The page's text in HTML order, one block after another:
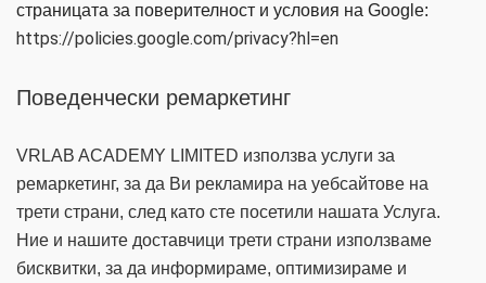
страницата за поверителност и условия на Google:
https://policies.google.com/privacy?hl=en
Поведенчески ремаркетинг
VRLAB ACADEMY LIMITED използва услуги за
ремаркетинг, за да Ви рекламира на уебсайтове на
трети страни, след като сте посетили нашата Услуга.
Ние и нашите доставчици трети страни използваме
бисквитки, за да информираме, оптимизираме и